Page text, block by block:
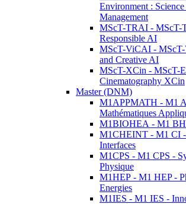
Environment :
Management
MScT-TRAI - MScT-
Responsible AI
MScT-ViCAI -
and Creative AI
MScT-XCin - MScT-
Cinematography XCin
Master (DNM)
M1APPMATH - M1
Mathématiques
M1BIOHEA - M1 BH
M1CHEINT - M1 CI
Interfaces
M1CPS - M1 CPS -
Physique
M1HEP - M1 HEP -
Energies
M1IES - M1 IES -